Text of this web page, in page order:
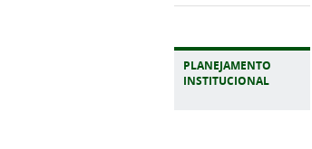
PLANEJAMENTO
INSTITUCIONAL